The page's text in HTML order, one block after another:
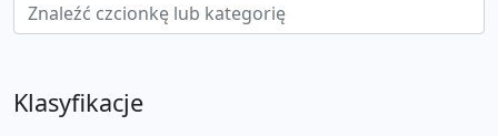
Klasyfikacje